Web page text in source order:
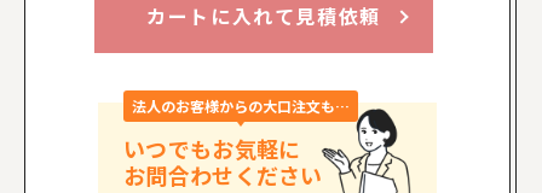
カートに入れて見積依頼
法人のお客様からの大口注文も…
いつでもお気軽に
お問合わせください